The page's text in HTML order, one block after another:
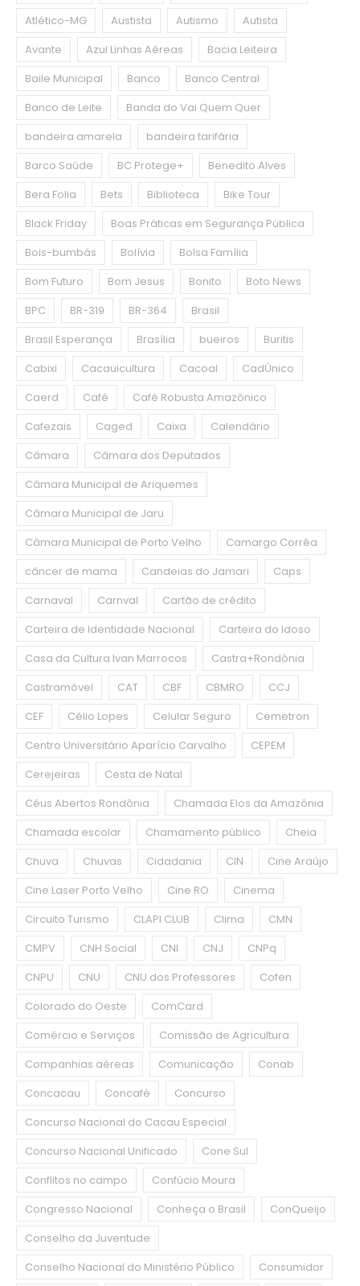
Atlético-MG Austista Autismo
Autista
Avante
Azul Linhas Aéreas
Bacia Leiteira
Baile Municipal
Banco
Banco Central
Banco de Leite
Banda do Vai Quem Quer
bandeira amarela
bandeira tarifária
Barco Saúde
BC Protege+
Benedito Alves
Bera Folia
Bets Biblioteca
Bike Tour
Black Friday
Boas Práticas em Segurança Pública
Bois-bumbás
Bolívia
Bolsa Família
Bom Futuro
Bom Jesus Bonito
Boto News
BPC
BR-319 BR-364
Brasil
Brasil Esperança
Brasília bueiros
Buritis
Cabixi
Cacauicultura Cacoal
CadÚnico
Caerd
Café
Café Robusta Amazônico
Cafezais
Caged Caixa
Calendário
Câmara
Câmara dos Deputados
Câmara Municipal de Ariquemes
Câmara Municipal de Jaru
Câmara Municipal de Porto Velho
Camargo Corrêa
câncer de mama
Candeias do Jamari
Caps
Carnaval
Carnval
Cartão de crédito
Carteira de Identidade Nacional
Carteira do Idoso
Casa da Cultura Ivan Marrocos
Castra+Rondônia
Castramóvel
CAT CBF CBMRO
CCJ
CEF
Célio Lopes Celular Seguro
Cemetron
Centro Universitário Aparício Carvalho
CEPEM
Cerejeiras
Cesta de Natal
Céus Abertos Rondônia
Chamada Elos da Amazônia
Chamada escolar
Chamamento público
Cheia
Chuva
Chuvas Cidadania CIN
Cine Araújo
Cine Laser Porto Velho
Cine RO
Cinema
Circuito Turismo
CLAPI CLUB Clima
CMN
CMPV
CNH Social CNI CNJ
CNPq
CNPU
CNU CNU dos Professores
Cofen
Colorado do Oeste
ComCard
Comércio e Serviços
Comissão de Agricultura
Companhias aéreas
Comunicação
Conab
Concacau
Concafé
Concurso
Concurso Nacional do Cacau Especial
Concurso Nacional Unificado
Cone Sul
Conflitos no campo
Confúcio Moura
Congresso Nacional
Conheça o Brasil
ConQueijo
Conselho da Juventude
Conselho Nacional do Ministério Público
Consumidor